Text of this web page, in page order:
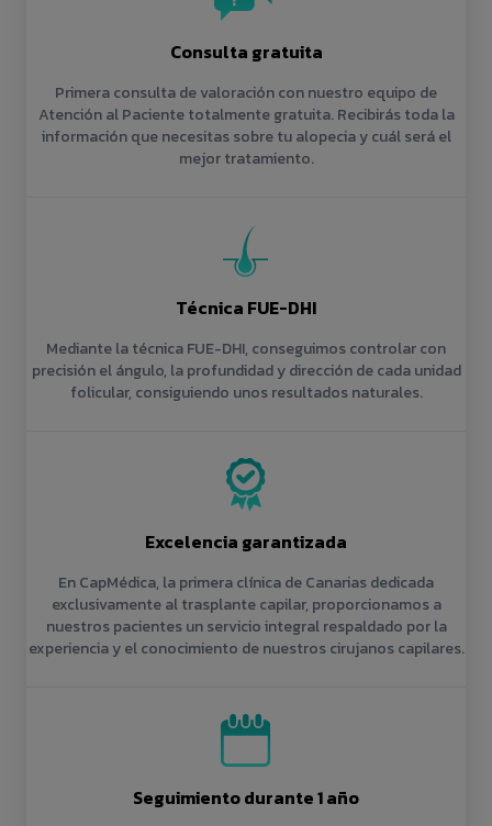
Consulta gratuita
Primera consulta de valoración con nuestro equipo de
Atención al Paciente totalmente gratuita. Recibirás toda la
información que necesitas sobre tu alopecia y cuál será el
mejor tratamiento.
Técnica FUE-DHI
Mediante la técnica FUE-DHI, conseguimos controlar con
precisión el ángulo, la profundidad y dirección de cada unidad
folicular, consiguiendo unos resultados naturales.
Excelencia garantizada
En CapMédica, la primera clínica de Canarias dedicada
exclusivamente al trasplante capilar, proporcionamos a
nuestros pacientes un servicio integral respaldado por la
experiencia y el conocimiento de nuestros cirujanos capilares.
Seguimiento durante 1 año